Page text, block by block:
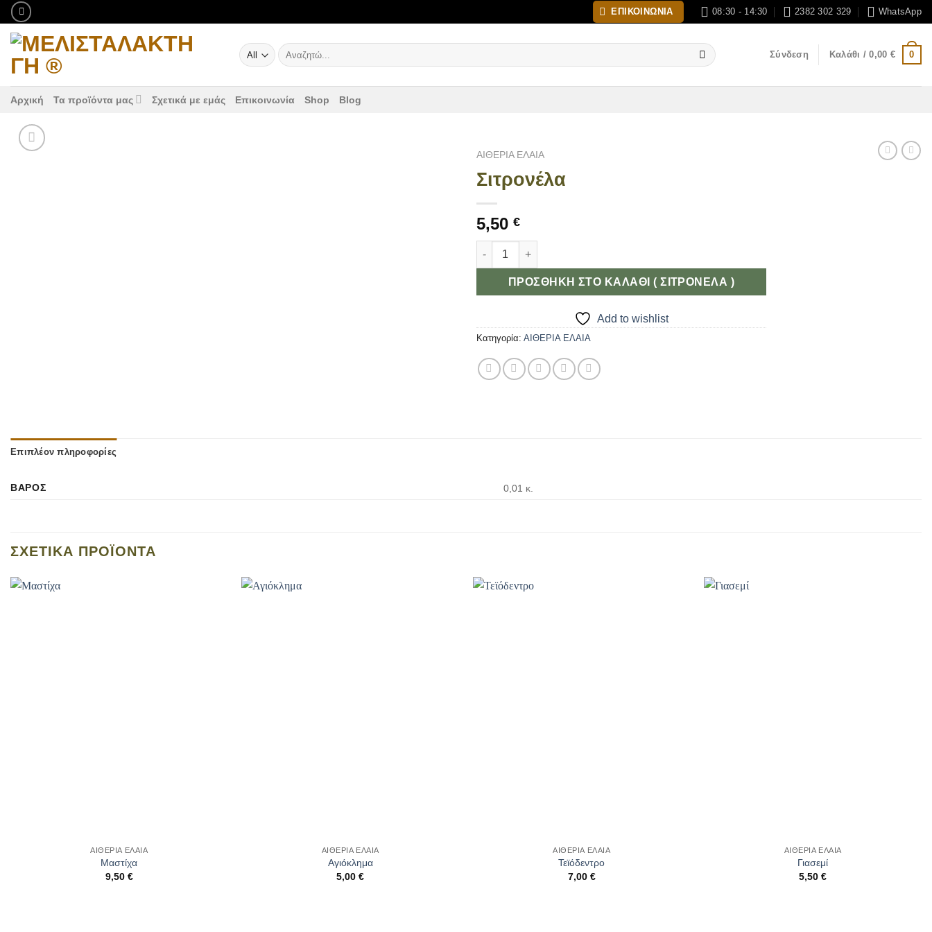
Μετάβαση
στο
περιεχόμενο
ΕΠΙΚΟΙΝΩΝΊΑ 08:30 - 14:30 2382 302 329 WhatsApp
Αναζήτηση
για:
Σύνδεση Καλάθι /0,00 € 0
Αρχική Τα προϊόντα μας Σχετικά με εμάς Επικοινωνία Shop Blog
ΑΙΘΕΡΙΑ ΕΛΑΙΑ
Σιτρονέλα
5,50 €
Σιτρονέλα ποσότητα
ΠΡΟΣΘΉΚΗ ΣΤΟ ΚΑΛΆΘΙ ( ΣΙΤΡΟΝΈΛΑ )
Add to wishlist
Κατηγορία: ΑΙΘΕΡΙΑ ΕΛΑΙΑ
Επιπλέον πληροφορίες
ΒΆΡΟΣ 0,01 κ.
ΣΧΕΤΙΚΆ ΠΡΟΪΌΝΤΑ
ΑΙΘΕΡΙΑ ΕΛΑΙΑ
Μαστίχα
9,50 €
ΑΙΘΕΡΙΑ ΕΛΑΙΑ
Αγιόκλημα
5,00€
ΑΙΘΕΡΙΑ ΕΛΑΙΑ
Τεϊόδεντρο
7,00 €
ΑΙΘΕΡΙΑ ΕΛΑΙΑ
Γιασεμί
5,50€